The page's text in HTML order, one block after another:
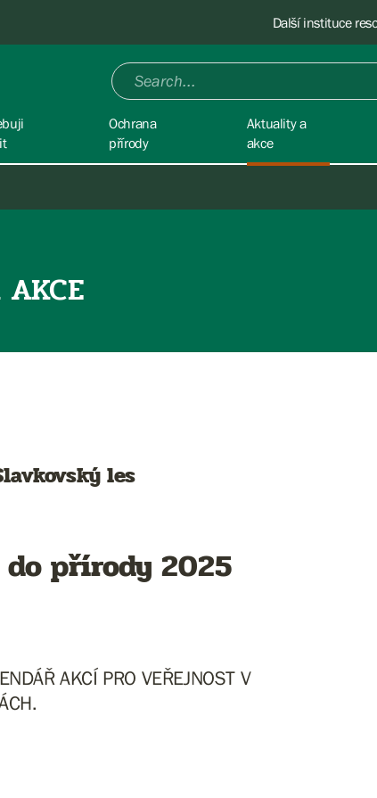
Další instituce
Ochrana
přírody
Aktuality a
akce
les
přírody 2025
AKCÍ PRO VEŘEJNOST V